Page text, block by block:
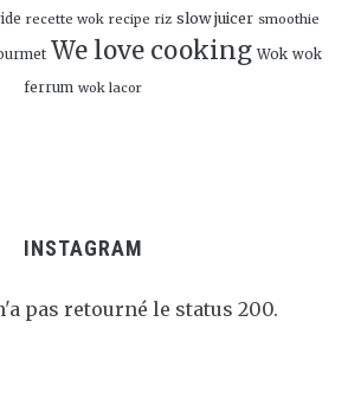
recette wok recipe riz slow juicer smoothie
We love cooking Wok wok
ferrum wok lacor
INSTAGRAM
pas retourné le status 200.